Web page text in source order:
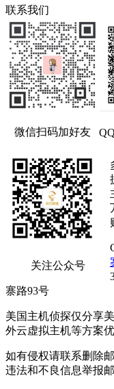
联系我们
微信扫码加好友
关注公众号
寨路93号
美国主机侦探仅分享
外云虚拟主机等方案
如有侵权请联系删除邮
违法和不良信息举报邮